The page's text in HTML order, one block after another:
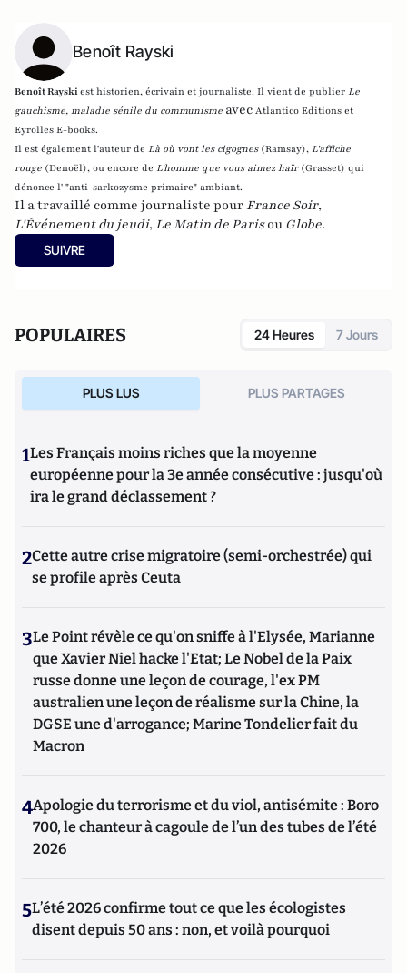
Benoît Rayski
Benoît Rayskiest historien, écrivain et journaliste. Il vient de publier Le
gauchisme, maladie sénile du communisme avec Atlantico Editions et
Eyrolles E-books.
Il est également l'auteur de Là où vont les cigognes (Ramsay), L'affiche
rouge (Denoël), ou encore de L'homme que vous aimez haïr (Grasset) qui
dénonce l' "anti-sarkozysme primaire" ambiant.
Il a travaillé comme journaliste pour France Soir,
L'Événement du jeudi, Le Matin de Parisou Globe.
SUIVRE
POPULAIRES 24 Heures 7 Jours
PLUS LUS PLUS PARTAGES
1Les Français moins riches que la moyenne
européenne pour la 3e année consécutive : jusqu'où
ira le grand déclassement ?
2Cette autre crise migratoire (semi-orchestrée) qui
se profile après Ceuta
3Le Point révèle ce qu'on sniffe à l'Elysée, Marianne
que Xavier Niel hacke l'Etat; Le Nobel de la Paix
russe donne une leçon de courage, l'ex PM
australien une leçon de réalisme sur la Chine, la
DGSE une d'arrogance; Marine Tondelier fait du
Macron
4Apologie du terrorisme et du viol, antisémite : Boro
700, le chanteur à cagoule de l’un des tubes de l’été
2026
5L’été 2026 confirme tout ce que les écologistes
disent depuis 50 ans : non, et voilà pourquoi